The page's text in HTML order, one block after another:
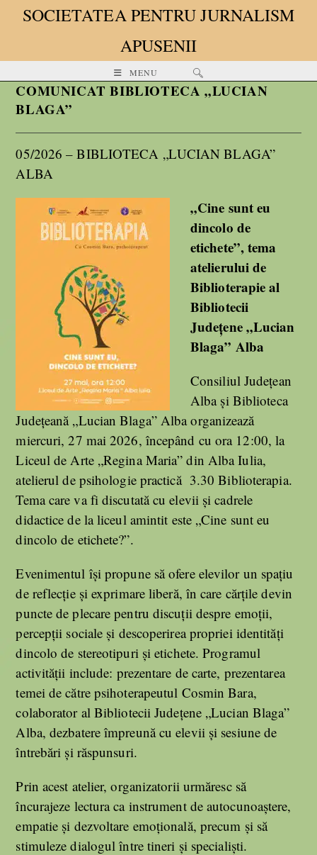
SOCIETATEA PENTRU JURNALISM
APUSENII
MENU
COMUNICAT BIBLIOTECA „LUCIAN
BLAGA”
05/2026 – BIBLIOTECA „LUCIAN BLAGA”
ALBA
„Cine sunt eu
dincolo de
etichete”, tema
atelierului de
Biblioterapie al
Bibliotecii
Județene „Lucian
Blaga” Alba
Consiliul Județean
Alba și Biblioteca
Județeană „Lucian Blaga” Alba organizează
miercuri, 27 mai 2026, începând cu ora 12:00, la
Liceul de Arte „Regina Maria” din Alba Iulia,
atelierul de psihologie practică 3.30 Biblioterapia.
Tema care va fi discutată cu elevii și cadrele
didactice de la liceul amintit este „Cine sunt eu
dincolo de etichete?”.
Evenimentul își propune să ofere elevilor un spațiu
de reflecție și exprimare liberă, în care cărțile devin
puncte de plecare pentru discuții despre emoții,
percepții sociale și descoperirea propriei identități
dincolo de stereotipuri și etichete. Programul
activității include: prezentare de carte, prezentarea
temei de către psihoterapeutul Cosmin Bara,
colaborator al Bibliotecii Județene „Lucian Blaga”
Alba, dezbatere împreună cu elevii și sesiune de
întrebări și răspunsuri.
Prin acest atelier, organizatorii urmăresc să
încurajeze lectura ca instrument de autocunoaștere,
empatie și dezvoltare emoțională, precum și să
stimuleze dialogul între tineri și specialiști.